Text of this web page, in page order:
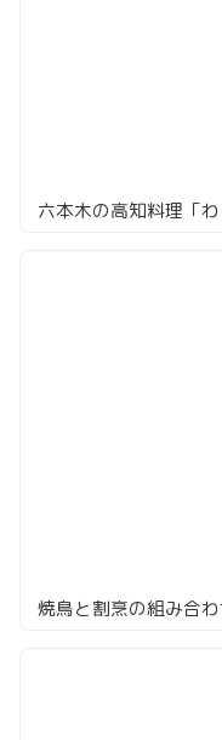
六本木の高知料理「